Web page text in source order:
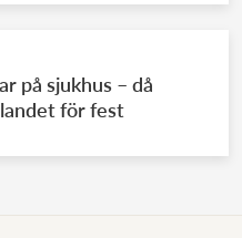
på sjukhus – då
för fest